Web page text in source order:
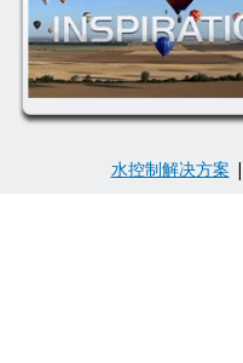
水控制解决方案 |